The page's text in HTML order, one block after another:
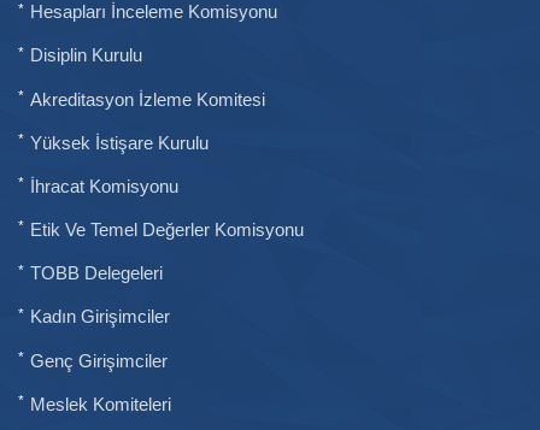
Hesapları İnceleme Komisyonu
Disiplin Kurulu
Akreditasyon İzleme Komitesi
Yüksek İstişare Kurulu
İhracat Komisyonu
Etik Ve Temel Değerler Komisyonu
TOBB Delegeleri
Kadın Girişimciler
Genç Girişimciler
Meslek Komiteleri